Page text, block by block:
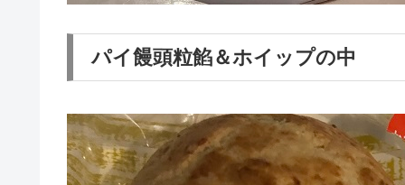
パイ饅頭粒餡＆ホイップの中